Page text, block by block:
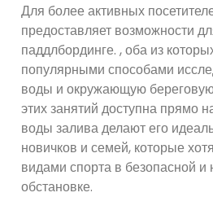
Для более активных
предоставляет возможности
паддлбординге. , оба из
популярными способами
воды и окружающую
этих занятий доступна прямо
воды залива делают его
новичков и семей, которые
видами спорта в безопасной
обстановке.